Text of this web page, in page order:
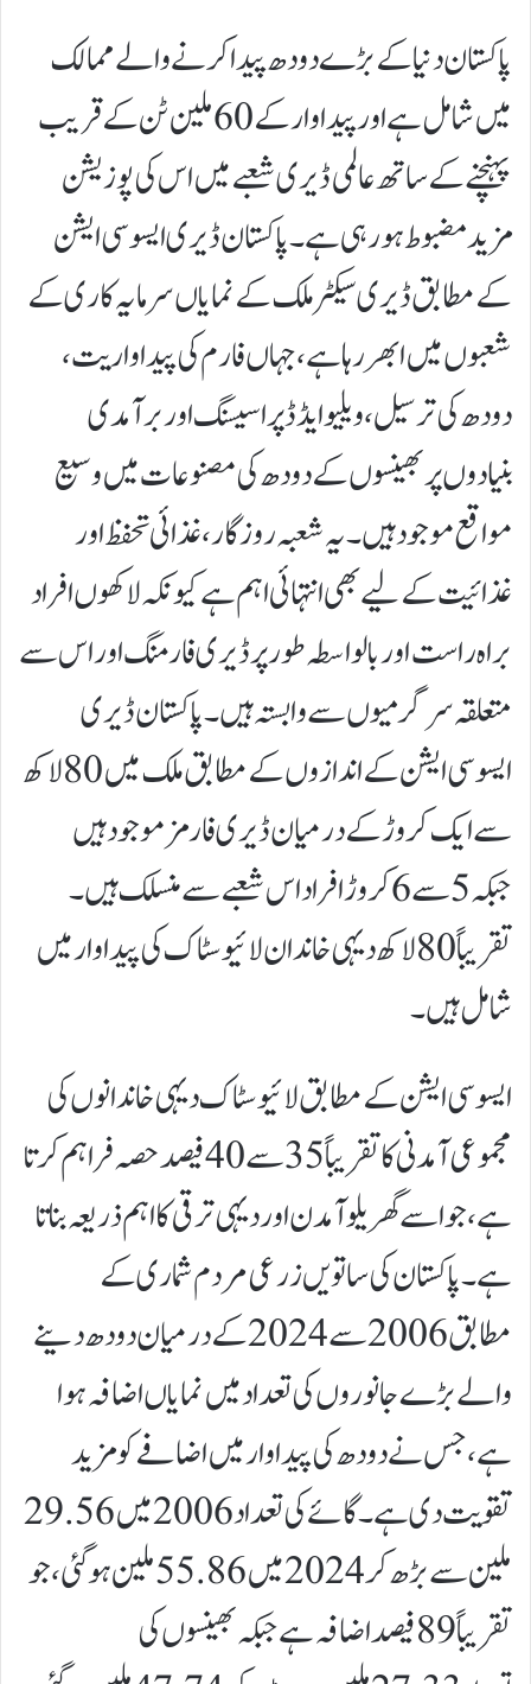
پاکستان دنیا کے بڑے دودھ پیدا کرنے والے ممالک
میں شامل ہے اور پیداوار کے 60 ملین ٹن کے قریب
پہنچنے کے ساتھ عالمی ڈیری شعبے میں اس کی پوزیشن
مزید مضبوط ہو رہی ہے۔پاکستان ڈیری ایسوسی ایشن
کے مطابق ڈیری سیکٹر ملک کے نمایاں سرمایہ کاری کے
شعبوں میں ابھر رہا ہے، جہاں فارم کی پیداواریت،
دودھ کی ترسیل، ویلیو ایڈڈ پراسیسنگ اور برآمدی
بنیادوں پر بھینسوں کے دودھ کی مصنوعات میں وسیع
مواقع موجود ہیں۔یہ شعبہ روزگار، غذائی تحفظ اور
غذائیت کے لیے بھی انتہائی اہم ہے کیونکہ لاکھوں افراد
براہ راست اور بالواسطہ طور پر ڈیری فارمنگ اور اس سے
متعلقہ سرگرمیوں سے وابستہ ہیں۔پاکستان ڈیری
ایسوسی ایشن کے اندازوں کے مطابق ملک میں 80 لاکھ
سے ایک کروڑ کے درمیان ڈیری فارمز موجود ہیں
جبکہ 5 سے 6 کروڑ افراد اس شعبے سے منسلک ہیں۔
تقریباً 80 لاکھ دیہی خاندان لائیوسٹاک کی پیداوار میں
شامل ہیں۔
ایسوسی ایشن کے مطابق لائیوسٹاک دیہی خاندانوں کی
مجموعی آمدنی کا تقریباً 35 سے 40 فیصد حصہ فراہم کرتا
ہے، جو اسے گھریلو آمدن اور دیہی ترقی کا اہم ذریعہ بناتا
ہے۔پاکستان کی ساتویں زرعی مردم شماری کے
مطابق 2006 سے 2024 کے درمیان دودھ دینے
والے بڑے جانوروں کی تعداد میں نمایاں اضافہ ہوا
ہے، جس نے دودھ کی پیداوار میں اضافے کو مزید
تقویت دی ہے۔گائے کی تعداد 2006 میں 29.56
ملین سے بڑھ کر 2024 میں 55.86 ملین ہو گئی، جو
تقریباً 89 فیصد اضافہ ہے جبکہ بھینسوں کی